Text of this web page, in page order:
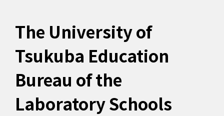
The University of
Tsukuba Education
Bureau of the
Laboratory Schools